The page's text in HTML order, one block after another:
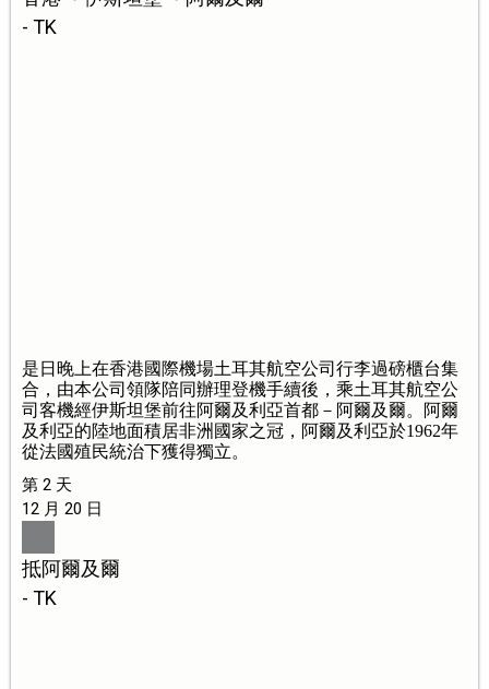
- TK
是日晚上在香港國際機場土耳其航空公司行李過磅櫃台集
合，由本公司領隊陪同辦理登機手續後，乘土耳其航空公
司客機經伊斯坦堡前往阿爾及利亞首都－阿爾及爾。阿爾
及利亞的陸地面積居非洲國家之冠，阿爾及利亞於1962年
從法國殖民統治下獲得獨立。
第 2 天
12 月 20 日
抵阿爾及爾
- TK